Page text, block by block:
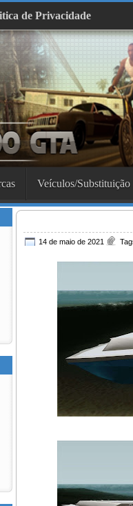
de Privacidade
Veículos/Substituição
14 de maio de 2021